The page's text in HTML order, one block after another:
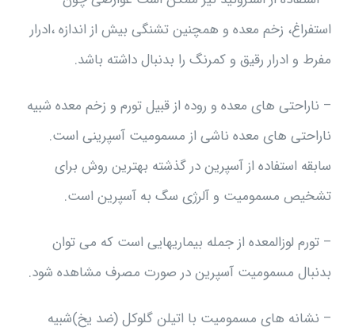
استفراغ، زخم معده و همچنین تشنگی بیش از اندازه ،ادرار
مفرط و ادرار رقیق و کمرنگ را بدنبال داشته باشد.
– ناراحتی های معده و روده از قبیل تورم و زخم معده شبیه
ناراحتی های معده ناشی از مسمومیت آسپرینی است.
سابقه استفاده از آسپرین در گذشته بهترین روش برای
تشخیص مسمومیت و آلرژی سگ به آسپرین است.
– تورم لوزالمعده از جمله بیماریهایی است که می توان
بدنبال مسمومیت آسپرین در صورت مصرف مشاهده شود.
– نشانه های مسمومیت با اتیلن گلوکل (ضد یخ)شبیه